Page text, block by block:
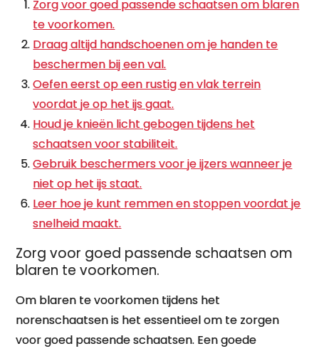
Zorg voor goed passende schaatsen om blaren
te voorkomen.
Draag altijd handschoenen om je handen te
beschermen bij een val.
Oefen eerst op een rustig en vlak terrein
voordat je op het ijs gaat.
Houd je knieën licht gebogen tijdens het
schaatsen voor stabiliteit.
Gebruik beschermers voor je ijzers wanneer je
niet op het ijs staat.
Leer hoe je kunt remmen en stoppen voordat je
snelheid maakt.
Zorg voor goed passende schaatsen om
blaren te voorkomen.
Om blaren te voorkomen tijdens het
norenschaatsen is het essentieel om te zorgen
voor goed passende schaatsen. Een goede